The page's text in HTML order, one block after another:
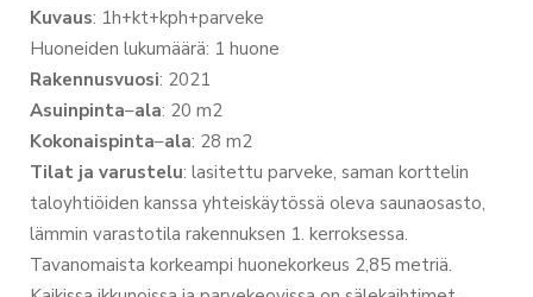
Kuvaus: 1h+kt+kph+parveke
Huoneiden lukumäärä: 1 huone
Rakennusvuosi: 2021
Asuinpinta–ala: 20 m2
Kokonaispinta–ala: 28 m2
Tilat ja varustelu: lasitettu parveke, saman korttelin
taloyhtiöiden kanssa yhteiskäytössä oleva saunaosasto,
lämmin varastotila rakennuksen 1. kerroksessa.
Tavanomaista korkeampi huonekorkeus 2,85 metriä.